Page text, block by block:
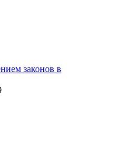
законов в